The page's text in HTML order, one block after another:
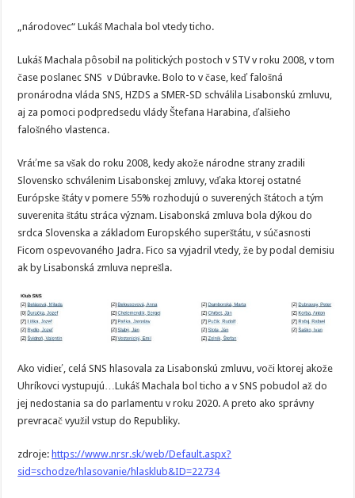
„národovec“ Lukáš Machala bol vtedy ticho.
Lukáš Machala pôsobil na politických postoch v STV v roku 2008, v tom
čase poslanec SNS v Dúbravke. Bolo to v čase, keď falošná
pronárodna vláda SNS, HZDS a SMER-SD schválila Lisabonskú zmluvu,
aj za pomoci podpredsedu vlády Štefana Harabina, ďalšieho
falošného vlastenca.
Vráťme sa však do roku 2008, kedy akože národne strany zradili
Slovensko schválenim Lisabonskej zmluvy, vďaka ktorej ostatné
Európske štáty v pomere 55% rozhodujú o suverených štátoch a tým
suverenita štátu stráca význam. Lisabonská zmluva bola dýkou do
srdca Slovenska a základom Europského superštátu, v súčasnosti
Ficom ospevovaného Jadra. Fico sa vyjadril vtedy, že by podal demisiu
ak by Lisabonská zmluva neprešla.
Ako vidieť, celá SNS hlasovala za Lisabonskú zmluvu, voči ktorej akože
Uhríkovci vystupujú…Lukáš Machala bol ticho a v SNS pobudol až do
jej nedostania sa do parlamentu v roku 2020. A preto ako správny
prevracač využil vstup do Republiky.
zdroje: https://www.nrsr.sk/web/Default.aspx?
sid=schodze/hlasovanie/hlasklub&ID=22734